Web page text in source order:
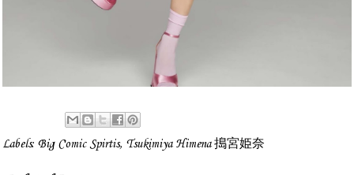
Labels: Big Comic Spirtis, Tsukimiya Himena 搗宮姫奈